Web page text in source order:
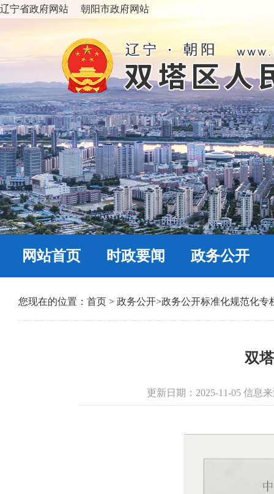
辽宁省政府网站 朝阳市政府网站
网站首页 时政要闻 政务公开
您现在的位置： 首页 > 政务公开>政务公开标准化规范化专
双
更新日期：2025-11-05 信息